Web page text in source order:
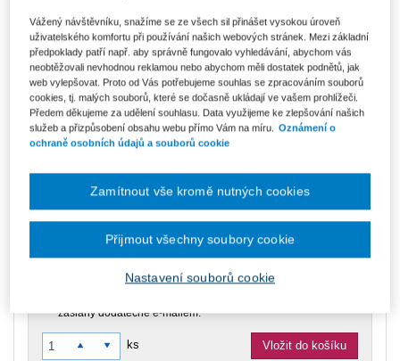
348 Kč
Ušetříte 61 Kč
DMOC 409 Kč
Tištěná kniha
Skladem- expedice do 2 pracovních dnů
296 Kč
E-kniha Smarteca + soubory ke stažení
V prodeji - ihned k dispozici
Co je Smarteca?
Kde najdu soubory e-knih?
- expedice do 2 pracovních dnů
Co je Smarteca?
Upozorňujeme, že v období od 1.8. do 21.8. z technických
zaslány dodatečně e-mailem.
ks Vložit do košíku
Vážený návštěvníku, snažíme se ze všech sil přinášet vysokou úroveň
uživatelského komfortu při používání našich webových stránek. Mezi základní
předpoklady patří např. aby správně fungovalo vyhledávání, abychom vás
neobtěžovali nevhodnou reklamou nebo abychom měli dostatek podnětů, jak
web vylepšovat. Proto od Vás potřebujeme souhlas se zpracováním souborů
cookies, tj. malých souborů, které se dočasně ukládají ve vašem prohlížeči.
Předem děkujeme za udělení souhlasu. Data využijeme ke zlepšování našich
služeb a přizpůsobení obsahu webu přímo Vám na míru.
Oznámení o
ochraně osobních údajů a souborů cookie
Nastavení souborů cookie
Zamítnout vše kromě nutných cookies
Přijmout všechny soubory cookie